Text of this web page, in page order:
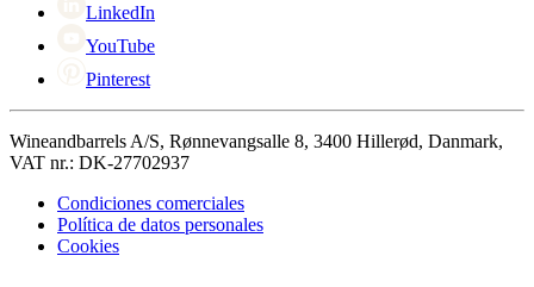
LinkedIn
YouTube
Pinterest
Wineandbarrels A/S, Rønnevangsalle 8, 3400 Hillerød, Danmark,
VAT nr.: DK-27702937
Condiciones comerciales
Política de datos personales
Cookies